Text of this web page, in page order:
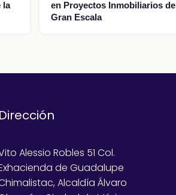
la
en Proyectos Inmobiliarios de
Gran Escala
Dirección
Alessio Robles 51 Col.
de Guadalupe
Alcaldía Álvaro